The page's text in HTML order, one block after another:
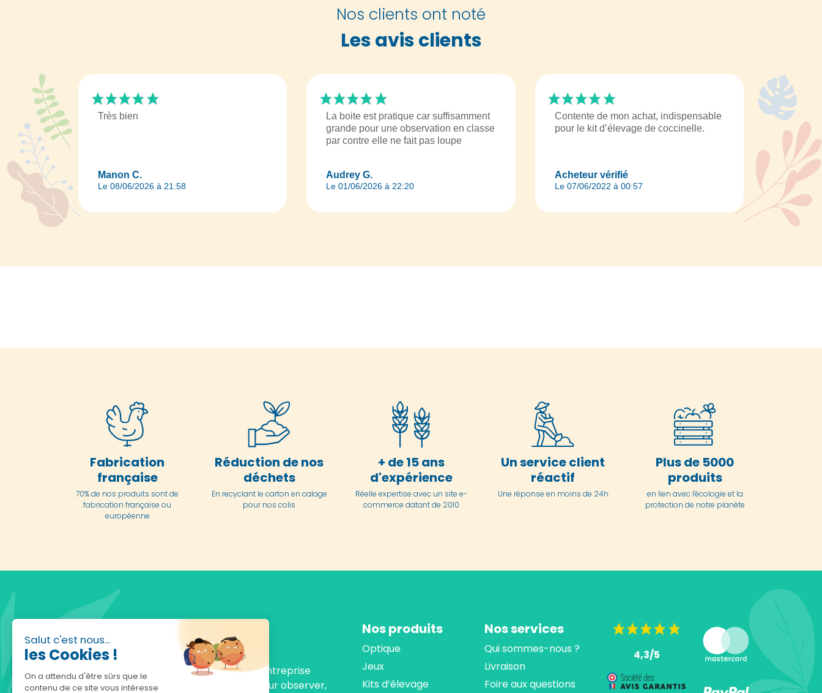
Salut c'est nous...
les Cookies !
On a attendu d'être sûrs que le
contenu de ce site vous intéresse
Nos clients ont noté
Les avis clients
Manon C.
Le 08/06/2026 à 21:58
Très bien
Audrey G.
Le 01/06/2026 à 22:20
La boite est pratique car suffisamment
grande pour une observation en classe
par contre elle ne fait pas loupe
Acheteur vérifié
Le 07/06/2022 à 00:57
Contente de mon achat, indispensable
pour le kit d’élevage de coccinelle.
Fabrication
française
70% de nos produits sont de
fabrication française ou
européenne
Réduction de nos
déchets
En recyclant le carton en calage
pour nos colis
+ de 15 ans
d'expérience
Réelle expertise avec un site e-
commerce datant de 2010
Un service client
réactif
Une réponse en moins de 24h
Plus de 5000
produits
en lien avec l'écologie et la
protection de notre planète
Fondée en 2010, achatnature.com est une entreprise
française qui réunit plus de 5000 produits pour observer,
Nos produits
Optique
Jeux
Kits d’élevage
Nos services
Qui sommes-nous ?
Livraison
Foire aux questions
4,3/5